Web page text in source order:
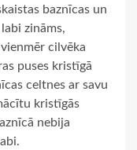
baznīcas un
zināms,
cilvēka
puses kristīgā
celtnes ar savu
kristīgās
nebija